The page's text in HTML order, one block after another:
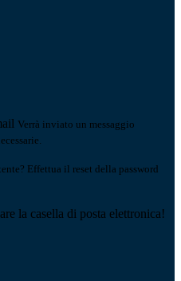
Verrà inviato un messaggio
Effettua il reset della password
la casella di posta elettronica!